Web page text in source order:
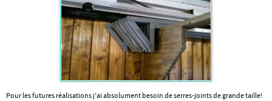
Pour les futures réalisations j’ai absolument besoin de serres-joints de grande taille!